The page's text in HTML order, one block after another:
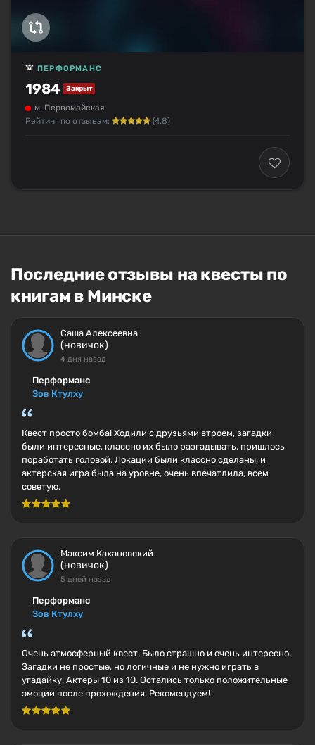
1984 Закрыт
ПЕРФОРМАНС
м. Первомайская
Рейтинг по отзывам:
(4.8)
Последние отзывы на квесты по
книгам в Минске
Саша Алексеевна
(новичок)
4 дня назад
Перформанс
Зов Ктулху
Квест просто бомба! Ходили с друзьями втроем, загадки
были интересные, классно их было разгадывать, пришлось
поработать головой. Локации были классно сделаны, и
актерская игра была на уровне, очень впечатлила, всем
советую.
Максим Кахановский
(новичок)
5 дней назад
Перформанс
Зов Ктулху
Очень атмосферный квест. Было страшно и очень интересно.
Загадки не простые, но логичные и не нужно играть в
угадайку. Актеры 10 из 10. Остались только положительные
эмоции после прохождения. Рекомендуем!